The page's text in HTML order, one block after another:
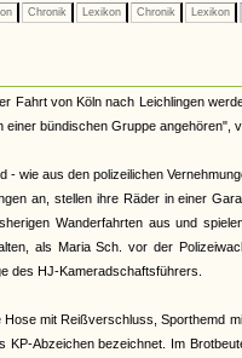
Chronik Lexikon Chronik Lexikon
Fahrt von Köln nach Leichlingen
einer bündischen Gruppe angehören",
- wie aus den polizeilichen
an, stellen ihre Räder in einer
Wanderfahrten aus und
als Maria Sch. vor der
des HJ-Kameradschaftsführers.
mit Reißverschluss, Sporthemd
KP-Abzeichen bezeichnet. Im